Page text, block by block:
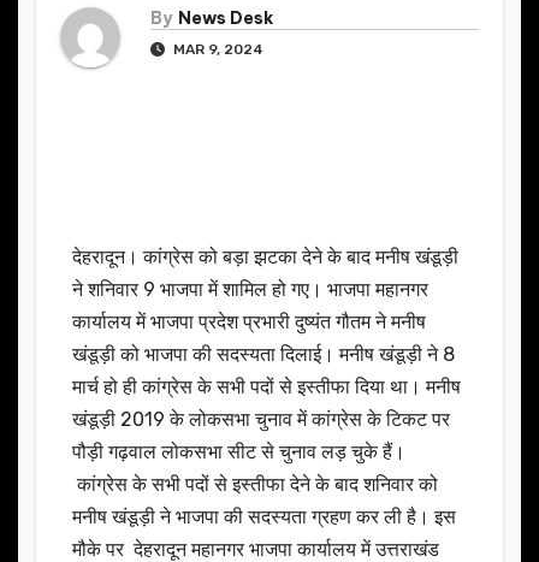
By News Desk
MAR 9, 2024
देहरादून। कांग्रेस को बड़ा झटका देने के बाद मनीष खंडूड़ी
ने शनिवार 9 भाजपा में शामिल हो गए। भाजपा महानगर
कार्यालय में भाजपा प्रदेश प्रभारी दुष्यंत गौतम ने मनीष
खंडूड़ी को भाजपा की सदस्यता दिलाई। मनीष खंडूड़ी ने 8
मार्च हो ही कांग्रेस के सभी पदों से इस्तीफा दिया था। मनीष
खंडूड़ी 2019 के लोकसभा चुनाव में कांग्रेस के टिकट पर
पौड़ी गढ़वाल लोकसभा सीट से चुनाव लड़ चुके हैं।
कांग्रेस के सभी पदों से इस्तीफा देने के बाद शनिवार को
मनीष खंडूड़ी ने भाजपा की सदस्यता ग्रहण कर ली है। इस
मौके पर देहरादून महानगर भाजपा कार्यालय में उत्तराखंड